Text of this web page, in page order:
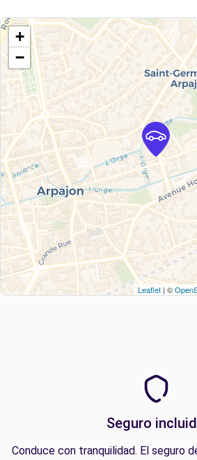
+
−
Leaflet | ©
Seguro
Conduce con tranquilidad. El seguro